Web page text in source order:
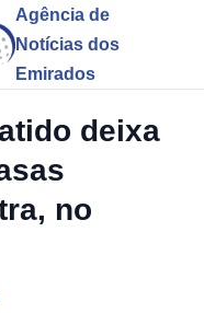
Agência de
Notícias dos
Emirados
deixa
no